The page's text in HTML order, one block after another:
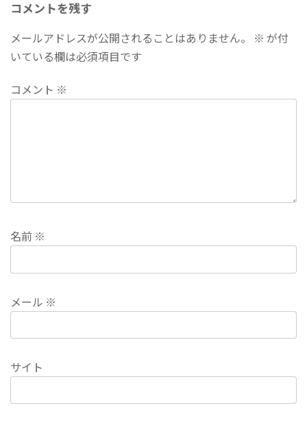
コメントを残す
メールアドレスが公開されることはありません。 ※ が付
いている欄は必須項目です
コメント ※
名前 ※
メール ※
サイト